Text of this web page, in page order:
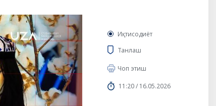
Иқтисодиёт
Танлаш
Чоп этиш
11:20 / 16.05.2026